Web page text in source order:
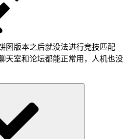
图版本之后就没法进行竞技匹配
天室和论坛都能正常用，人机也没